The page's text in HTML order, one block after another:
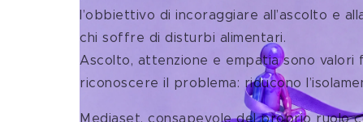
l’obbiettivo di incoraggiare all’ascolto e
chi soffre di disturbi alimentari.
Ascolto, attenzione e empatia sono valori
riconoscere il problema: riducono
Mediaset, consapevole del proprio ruolo